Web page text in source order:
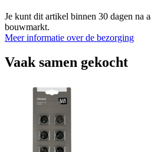
Je kunt dit artikel binnen 30 dagen na
bouwmarkt.
Meer informatie over de bezorging
Vaak samen gekocht